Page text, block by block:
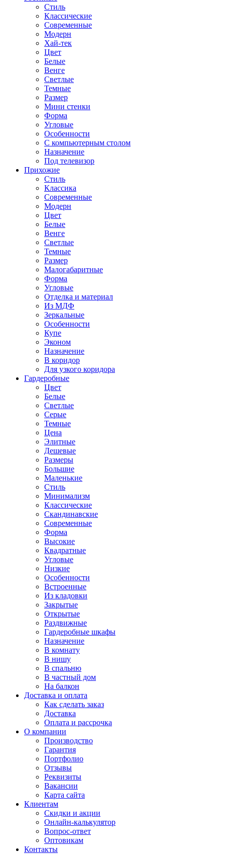
Стиль
Классические
Современные
Модерн
Хай-тек
Цвет
Белые
Венге
Светлые
Темные
Размер
Мини стенки
Форма
Угловые
Особенности
С компьютерным столом
Назначение
Под телевизор
Прихожие
Стиль
Классика
Современные
Модерн
Цвет
Белые
Венге
Светлые
Темные
Размер
Малогабаритные
Форма
Угловые
Отделка и материал
Из МДФ
Зеркальные
Особенности
Купе
Эконом
Назначение
В коридор
Для узкого коридора
Гардеробные
Цвет
Белые
Светлые
Серые
Темные
Цена
Элитные
Дешевые
Размеры
Большие
Маленькие
Стиль
Минимализм
Классические
Скандинавские
Современные
Форма
Высокие
Квадратные
Угловые
Низкие
Особенности
Встроенные
Из кладовки
Закрытые
Открытые
Раздвижные
Гардеробные шкафы
Назначение
В комнату
В нишу
В спальню
В частный дом
На балкон
Доставка и оплата
Как сделать заказ
Доставка
Оплата и рассрочка
О компании
Производство
Гарантия
Портфолио
Отзывы
Реквизиты
Вакансии
Карта сайта
Клиентам
Скидки и акции
Онлайн-калькулятор
Вопрос-ответ
Оптовикам
Контакты